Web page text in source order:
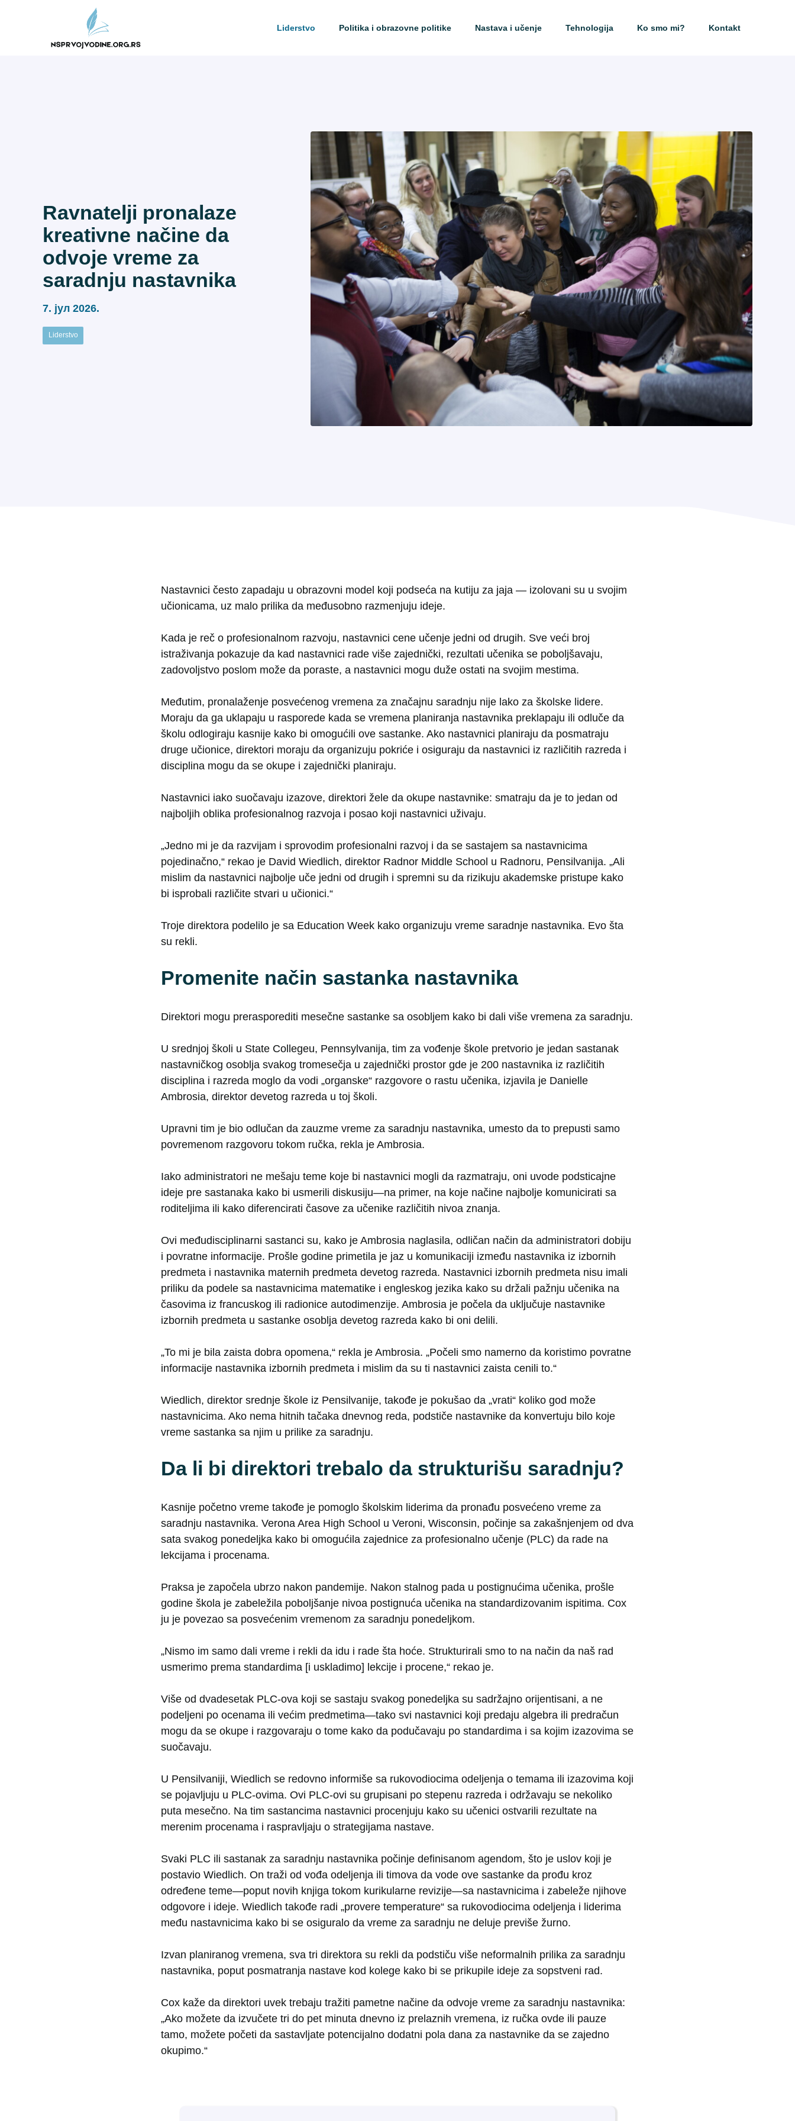
Liderstvo Politika i obrazovne politike Nastava i učenje Tehnologija Ko smo mi? Kontakt
Ravnatelji pronalaze
kreativne načine da
odvoje vreme za
saradnju nastavnika
7. јул 2026.
Liderstvo
Nastavnici često zapadaju u obrazovni model koji podseća na kutiju za jaja — izolovani su u svojim
učionicama, uz malo prilika da međusobno razmenjuju ideje.
Kada je reč o profesionalnom razvoju, nastavnici cene učenje jedni od drugih. Sve veći broj
istraživanja pokazuje da kad nastavnici rade više zajednički, rezultati učenika se poboljšavaju,
zadovoljstvo poslom može da poraste, a nastavnici mogu duže ostati na svojim mestima.
Međutim, pronalaženje posvećenog vremena za značajnu saradnju nije lako za školske lidere.
Moraju da ga uklapaju u rasporede kada se vremena planiranja nastavnika preklapaju ili odluče da
školu odlogiraju kasnije kako bi omogućili ove sastanke. Ako nastavnici planiraju da posmatraju
druge učionice, direktori moraju da organizuju pokriće i osiguraju da nastavnici iz različitih razreda i
disciplina mogu da se okupe i zajednički planiraju.
Nastavnici iako suočavaju izazove, direktori žele da okupe nastavnike: smatraju da je to jedan od
najboljih oblika profesionalnog razvoja i posao koji nastavnici uživaju.
„Jedno mi je da razvijam i sprovodim profesionalni razvoj i da se sastajem sa nastavnicima
pojedinačno,“ rekao je David Wiedlich, direktor Radnor Middle School u Radnoru, Pensilvanija. „Ali
mislim da nastavnici najbolje uče jedni od drugih i spremni su da rizikuju akademske pristupe kako
bi isprobali različite stvari u učionici.“
Troje direktora podelilo je sa Education Week kako organizuju vreme saradnje nastavnika. Evo šta
su rekli.
Promenite način sastanka nastavnika
Direktori mogu prerasporediti mesečne sastanke sa osobljem kako bi dali više vremena za saradnju.
U srednjoj školi u State Collegeu, Pennsylvanija, tim za vođenje škole pretvorio je jedan sastanak
nastavničkog osoblja svakog tromesečja u zajednički prostor gde je 200 nastavnika iz različitih
disciplina i razreda moglo da vodi „organske“ razgovore o rastu učenika, izjavila je Danielle
Ambrosia, direktor devetog razreda u toj školi.
Upravni tim je bio odlučan da zauzme vreme za saradnju nastavnika, umesto da to prepusti samo
povremenom razgovoru tokom ručka, rekla je Ambrosia.
Iako administratori ne mešaju teme koje bi nastavnici mogli da razmatraju, oni uvode podsticajne
ideje pre sastanaka kako bi usmerili diskusiju—na primer, na koje načine najbolje komunicirati sa
roditeljima ili kako diferencirati časove za učenike različitih nivoa znanja.
Ovi međudisciplinarni sastanci su, kako je Ambrosia naglasila, odličan način da administratori dobiju
i povratne informacije. Prošle godine primetila je jaz u komunikaciji između nastavnika iz izbornih
predmeta i nastavnika maternih predmeta devetog razreda. Nastavnici izbornih predmeta nisu imali
priliku da podele sa nastavnicima matematike i engleskog jezika kako su držali pažnju učenika na
časovima iz francuskog ili radionice autodimenzije. Ambrosia je počela da uključuje nastavnike
izbornih predmeta u sastanke osoblja devetog razreda kako bi oni delili.
„To mi je bila zaista dobra opomena,“ rekla je Ambrosia. „Počeli smo namerno da koristimo povratne
informacije nastavnika izbornih predmeta i mislim da su ti nastavnici zaista cenili to.“
Wiedlich, direktor srednje škole iz Pensilvanije, takođe je pokušao da „vrati“ koliko god može
nastavnicima. Ako nema hitnih tačaka dnevnog reda, podstiče nastavnike da konvertuju bilo koje
vreme sastanka sa njim u prilike za saradnju.
Da li bi direktori trebalo da strukturišu saradnju?
Kasnije početno vreme takođe je pomoglo školskim liderima da pronađu posvećeno vreme za
saradnju nastavnika. Verona Area High School u Veroni, Wisconsin, počinje sa zakašnjenjem od dva
sata svakog ponedeljka kako bi omogućila zajednice za profesionalno učenje (PLC) da rade na
lekcijama i procenama.
Praksa je započela ubrzo nakon pandemije. Nakon stalnog pada u postignućima učenika, prošle
godine škola je zabeležila poboljšanje nivoa postignuća učenika na standardizovanim ispitima. Cox
ju je povezao sa posvećenim vremenom za saradnju ponedeljkom.
„Nismo im samo dali vreme i rekli da idu i rade šta hoće. Strukturirali smo to na način da naš rad
usmerimo prema standardima [i uskladimo] lekcije i procene,“ rekao je.
Više od dvadesetak PLC-ova koji se sastaju svakog ponedeljka su sadržajno orijentisani, a ne
podeljeni po ocenama ili većim predmetima—tako svi nastavnici koji predaju algebra ili predračun
mogu da se okupe i razgovaraju o tome kako da podučavaju po standardima i sa kojim izazovima se
suočavaju.
U Pensilvaniji, Wiedlich se redovno informiše sa rukovodiocima odeljenja o temama ili izazovima koji
se pojavljuju u PLC-ovima. Ovi PLC-ovi su grupisani po stepenu razreda i održavaju se nekoliko
puta mesečno. Na tim sastancima nastavnici procenjuju kako su učenici ostvarili rezultate na
merenim procenama i raspravljaju o strategijama nastave.
Svaki PLC ili sastanak za saradnju nastavnika počinje definisanom agendom, što je uslov koji je
postavio Wiedlich. On traži od vođa odeljenja ili timova da vode ove sastanke da prođu kroz
određene teme—poput novih knjiga tokom kurikularne revizije—sa nastavnicima i zabeleže njihove
odgovore i ideje. Wiedlich takođe radi „provere temperature“ sa rukovodiocima odeljenja i liderima
među nastavnicima kako bi se osiguralo da vreme za saradnju ne deluje previše žurno.
Izvan planiranog vremena, sva tri direktora su rekli da podstiču više neformalnih prilika za saradnju
nastavnika, poput posmatranja nastave kod kolege kako bi se prikupile ideje za sopstveni rad.
Cox kaže da direktori uvek trebaju tražiti pametne načine da odvoje vreme za saradnju nastavnika:
„Ako možete da izvučete tri do pet minuta dnevno iz prelaznih vremena, iz ručka ovde ili pauze
tamo, možete početi da sastavljate potencijalno dodatni pola dana za nastavnike da se zajedno
okupimo.“